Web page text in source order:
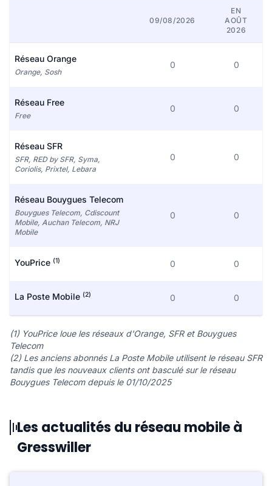
09/08/2026
EN
AOÛT
2026
Réseau Orange
Orange, Sosh
0 0
Réseau Free
Free
0 0
Réseau SFR
SFR, RED by SFR, Syma,
Coriolis, Prixtel, Lebara
0 0
Réseau Bouygues Telecom
Bouygues Telecom, Cdiscount
Mobile, Auchan Telecom, NRJ
Mobile
0 0
YouPrice (1) 0 0
La Poste Mobile (2) 0 0
(1) YouPrice loue les réseaux d'Orange, SFR et Bouygues
Telecom
(2) Les anciens abonnés La Poste Mobile utilisent le réseau SFR
tandis que les nouveaux clients ont basculé sur le réseau
Bouygues Telecom depuis le 01/10/2025
Les actualités du réseau mobile à
Gresswiller